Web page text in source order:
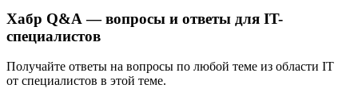
Хабр Q&A — вопросы и ответы для IT-
специалистов
Получайте ответы на вопросы по любой теме из области IT
от специалистов в этой теме.